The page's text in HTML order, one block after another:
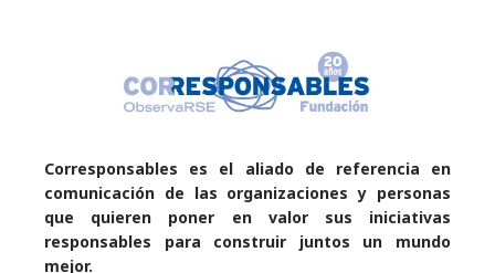
Corresponsables es el aliado de referencia en
comunicación de las organizaciones y personas
que quieren poner en valor sus iniciativas
responsables para construir juntos un mundo
mejor.